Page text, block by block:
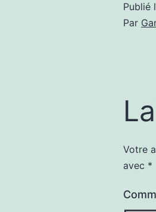
Publié
Par
Votre
avec *